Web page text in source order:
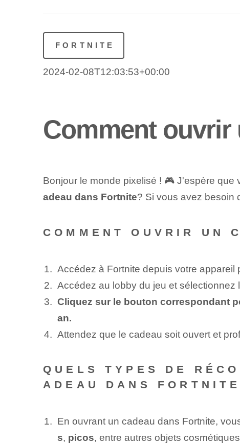
FORTNITE
2024-02-08T12:03:53+00:00
Comment ouvrir
Bonjour le monde pixelisé ! 🎮 J'espère
adeau dans Fortnite? Si vous avez besoin
COMMENT OUVRIR UN
Accédez à Fortnite depuis votre appareil
Accédez au lobby du jeu et
Cliquez sur le bouton correspondant
an.
Attendez que le cadeau soit ouvert et
QUELS TYPES DE
ADEAU DANS
En ouvrant un cadeau dans Fortnite,
s, picos,‌ entre autres objets